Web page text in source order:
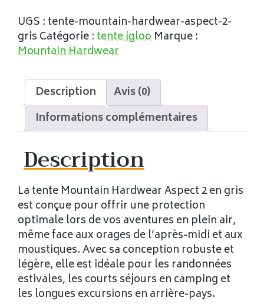
UGS : tente-mountain-hardwear-aspect-2-
gris Catégorie :tente igloo Marque :
Mountain Hardwear
Description
Avis (0)
Informations complémentaires
Description
La tente Mountain Hardwear Aspect 2 en gris
est conçue pour offrir une protection
optimale lors de vos aventures en plein air,
même face aux orages de l’après-midi et aux
moustiques. Avec sa conception robuste et
légère, elle est idéale pour les randonnées
estivales, les courts séjours en camping et
les longues excursions en arrière-pays.